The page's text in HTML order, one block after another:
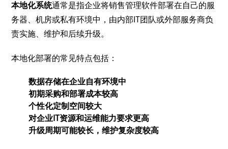
本地化系统通常是指企业将销售管理软件部署在自己的服
务器、机房或私有环境中，由内部IT团队或外部服务商负
责实施、维护和后续升级。
本地化部署的常见特点包括：
数据存储在企业自有环境中
初期采购和部署成本较高
个性化定制空间较大
对企业IT资源和运维能力要求更高
升级周期可能较长，维护复杂度较高